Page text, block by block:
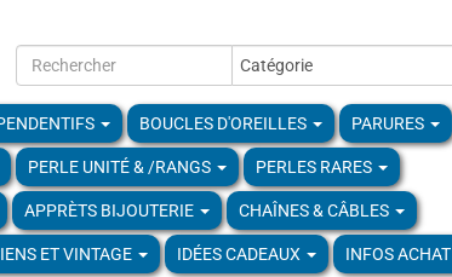
BOUCLES D'OREILLES PARURES
PERLE UNITÉ & /RANGS PERLES RARES
APPRÈTS BIJOUTERIE CHAÎNES & CÂBLES
ET VINTAGE IDÉES CADEAUX INFOS ACHAT